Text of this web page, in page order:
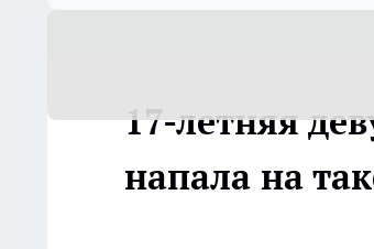
17-летняя
напала на